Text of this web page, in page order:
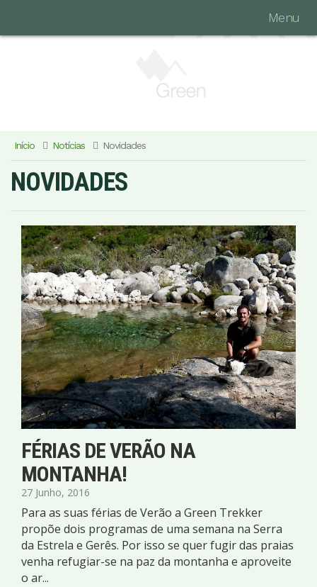
Menu
Início Notícias Novidades
NOVIDADES
FÉRIAS DE VERÃO NA
MONTANHA!
27 Junho, 2016
Para as suas férias de Verão a Green Trekker
propõe dois programas de uma semana na Serra
da Estrela e Gerês. Por isso se quer fugir das praias
venha refugiar-se na paz da montanha e aproveite
o ar...